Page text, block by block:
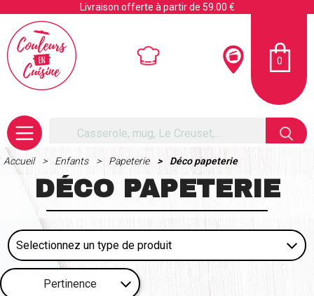
Livraison offerte à partir de 59.00 €
0
Accueil Enfants Papeterie Déco papeterie
DÉCO PAPETERIE
Pertinence